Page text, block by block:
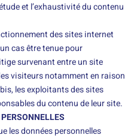
et l’exhaustivité du contenu
des sites internet
cas être tenue pour
survenant entre un site
visiteurs notamment en raison
les exploitants des sites
du contenu de leur site.
les données personnelles